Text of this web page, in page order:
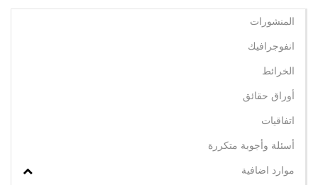
المنشورات
انفوجرافيك
الخرائط
أوراق حقائق
اتفاقيات
أسئلة وأجوبة متكررة
موارد اضافية